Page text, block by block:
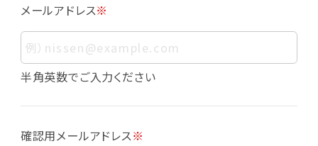
す。また、その情報のみでは識別できない場合で
も、他の情報と容易に照合することで、結果的に
お客様個人を識別できるものも個人情報に含ま
れます。
個人情報の利用目的について
下の通りであり、これらの目的達成の範囲を超
メールアドレス※
半角英数でご入力ください
確認用メールアドレス※